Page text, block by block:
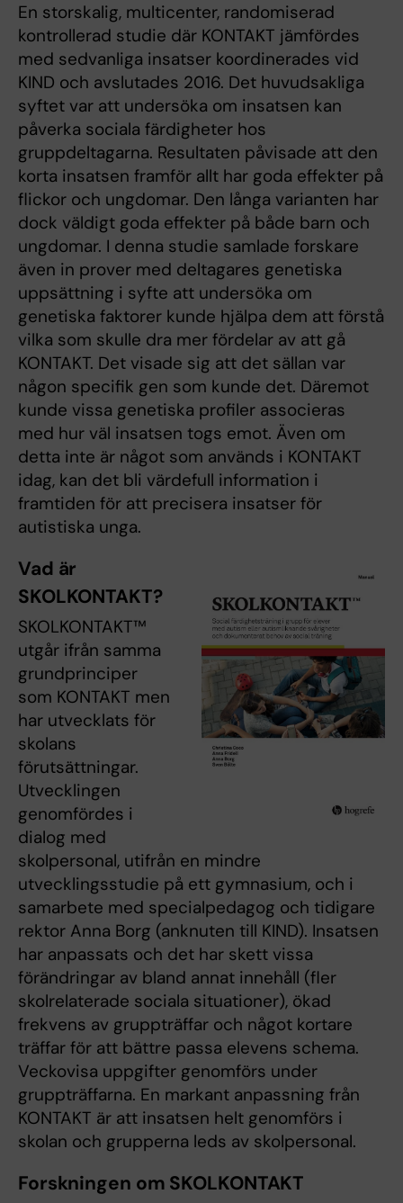
En storskalig, multicenter, randomiserad
kontrollerad studie där KONTAKT jämfördes
med sedvanliga insatser koordinerades vid
KIND och avslutades 2016. Det huvudsakliga
syftet var att undersöka om insatsen kan
påverka sociala färdigheter hos
gruppdeltagarna. Resultaten påvisade att den
korta insatsen framför allt har goda effekter på
flickor och ungdomar. Den långa varianten har
dock väldigt goda effekter på både barn och
ungdomar. I denna studie samlade forskare
även in prover med deltagares genetiska
uppsättning i syfte att undersöka om
genetiska faktorer kunde hjälpa dem att förstå
vilka som skulle dra mer fördelar av att gå
KONTAKT. Det visade sig att det sällan var
någon specifik gen som kunde det. Däremot
kunde vissa genetiska profiler associeras
med hur väl insatsen togs emot. Även om
detta inte är något som används i KONTAKT
idag, kan det bli värdefull information i
framtiden för att precisera insatser för
autistiska unga.
Vad är
SKOLKONTAKT?
SKOLKONTAKT™
utgår ifrån samma
grundprinciper
som KONTAKT men
har utvecklats för
skolans
förutsättningar.
Utvecklingen
genomfördes i
dialog med
skolpersonal, utifrån en mindre
utvecklingsstudie på ett gymnasium, och i
samarbete med specialpedagog och tidigare
rektor Anna Borg (anknuten till KIND). Insatsen
har anpassats och det har skett vissa
förändringar av bland annat innehåll (fler
skolrelaterade sociala situationer), ökad
frekvens av gruppträffar och något kortare
träffar för att bättre passa elevens schema.
Veckovisa uppgifter genomförs under
gruppträffarna. En markant anpassning från
KONTAKT är att insatsen helt genomförs i
skolan och grupperna leds av skolpersonal.
Forskningen om SKOLKONTAKT